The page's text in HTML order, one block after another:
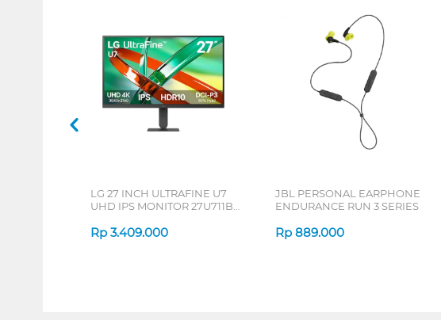
LG 27 INCH ULTRAFINE U7
UHD IPS MONITOR 27U711B-
Rp 3.409.000
JBL PERSONAL EARPHONE
ENDURANCE RUN 3 SERIES
Rp 889.000